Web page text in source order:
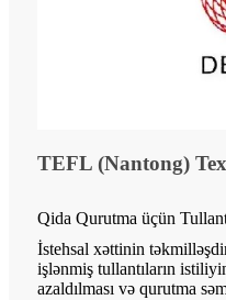
TEFL (Nantong)
Qida Qurutma üçün
İstehsal xəttinin
işlənmiş tullantıların
azaldılması və qurutma